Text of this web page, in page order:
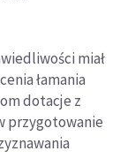
miał
łamania
dotacje z
przygotowanie